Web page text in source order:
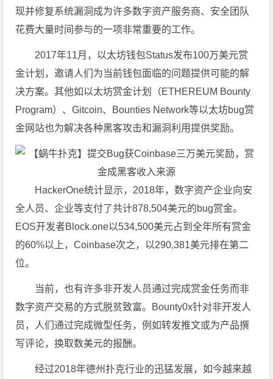
现并修复系统漏洞成为许多数字资产服务商、安全团队
花费大量时间参与的一项非常重要的工作。
2017年11月，以太坊钱包Status发布100万美元赏
金计划，邀请人们为当前钱包面临的问题提供可能的解
决方案。其他如以太坊赏金计划（ETHEREUM Bounty
Program）、Gitcoin、Bounties Network等以太坊bug赏
金网站也为解决各种黑客攻击和漏洞利用提供奖励。
HackerOne统计显示，2018年，数字资产企业向安
全人员、企业等支付了共计878,504美元的bug赏金。
EOS开发者Block.one以534,500美元占到全年所有赏金
的60%以上，Coinbase次之，以290,381美元排在第二
位。
当前，也有许多非开发人员通过完成赏金任务而非
数字资产交易的方式脱贫致富。Bounty0x针对非开发人
员，人们通过完成微型任务，例如转发推文或为产品撰
写评论，换取数美元的报酬。
经过2018年德州扑克行业的迅猛发展，如今越来越